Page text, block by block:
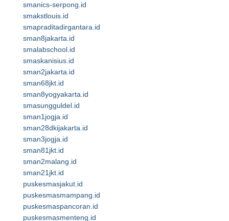
smanics-serpong.id
smakstlouis.id
smapraditadirgantara.id
sman8jakarta.id
smalabschool.id
smaskanisius.id
sman2jakarta.id
sman68jkt.id
sman8yogyakarta.id
smasungguldel.id
sman1jogja.id
sman28dkijakarta.id
sman3jogja.id
sman81jkt.id
sman2malang.id
sman21jkt.id
puskesmasjakut.id
puskesmasmampang.id
puskesmaspancoran.id
puskesmasmenteng.id